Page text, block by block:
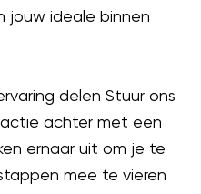
jouw ideale binnen
delen Stuur ons
achter met een
ernaar uit om je te
mee te vieren